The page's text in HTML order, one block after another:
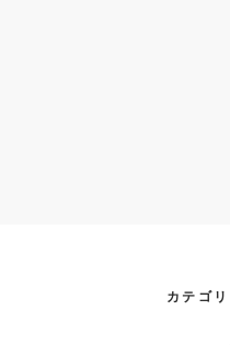
カテゴリ